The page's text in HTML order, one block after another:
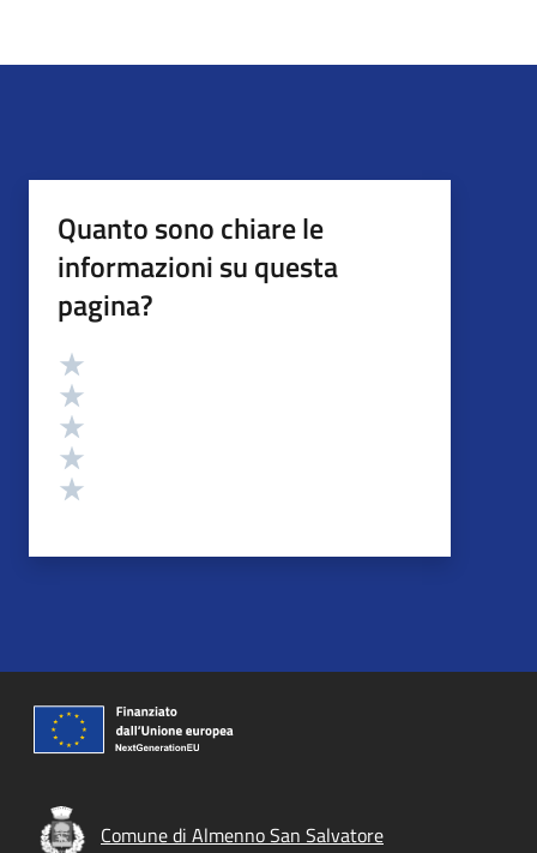
Quanto sono chiare le
informazioni su questa
pagina?
Valutazione
Comune di Almenno San Salvatore